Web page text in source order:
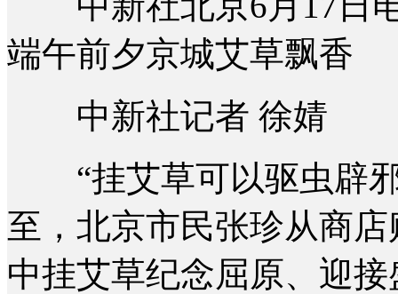
端午前夕京城艾草飘香
中新社记者 徐婧
“挂艾草可以驱虫辟邪
至，北京市民张珍从商
中挂艾草纪念屈原、迎